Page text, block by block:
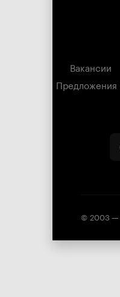
Вакансии
Предложения
© 2003 —